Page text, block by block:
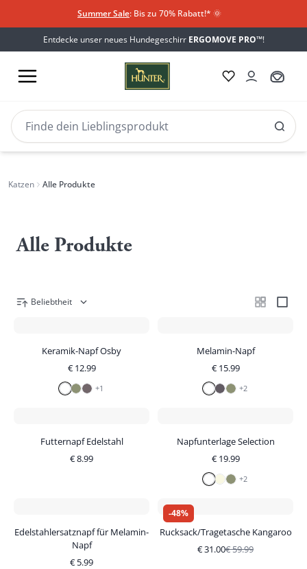
Summer Sale: Bis zu 70% Rabatt!* 🌞
Entdecke unser neues Hundegeschirr ERGOMOVE PRO™!
Katzen Alle Produkte
Alle Produkte
Beliebtheit
Keramik-Napf Osby
€ 12.99
+1
Melamin-Napf
€ 15.99
+2
Futternapf Edelstahl
€8.99
Napfunterlage Selection
€ 19.99
+2
Edelstahlersatznapf für Melamin-
Napf
€ 5.99
-48%
Rucksack/Tragetasche Kangaroo
€31.00€59.99